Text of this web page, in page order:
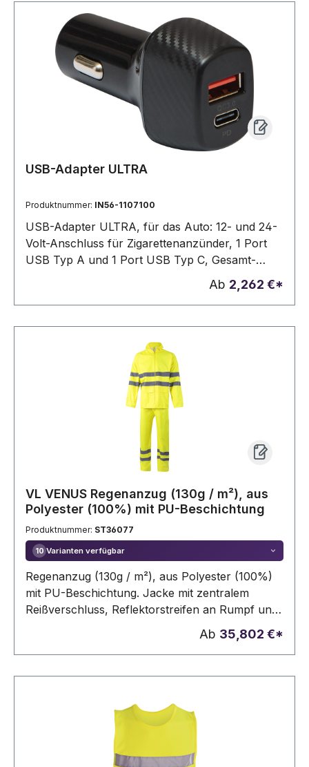
USB-Adapter ULTRA
Produktnummer: IN56-1107100
USB-Adapter ULTRA, für das Auto: 12- und 24-
Volt-Anschluss für Zigarettenanzünder, 1 Port
USB Typ A und 1 Port USB Typ C, Gesamt-
Ausgangsleistung: 20W (max.), unterstützt Quick
Charge und Power Delivery, in Box
Ab 2,262 €*
VL VENUS Regenanzug (130g / m²), aus
Polyester (100%) mit PU-Beschichtung
Produktnummer: ST36077
10 Varianten verfügbar
Regenanzug (130g / m²), aus Polyester (100%)
mit PU-Beschichtung. Jacke mit zentralem
Reißverschluss, Reflektorstreifen an Rumpf und
Ärmeln und versteckter Kapuze im Kragen. Das
innere Netzgewebe ist aus Polyester (100%) und
die Metallösen fördern die Atmungsaktivität. Die
Jacke ist mit einem Stopper verstellbar und hat 2
elastischer Bund und Knopfverschluss. Mit
Reflexstreifen an der Unterseite der Hose und
seitlichen Öffnungen mit Klappe für den Zugang
zu den Taschen. Mit verstellbaren Knöpfen an
Ab 35,802 €*